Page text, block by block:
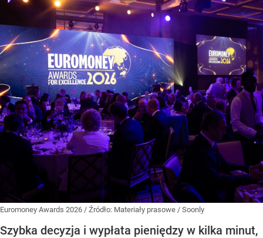
Euromoney Awards 2026 / Źródło: Materiały prasowe / Soonly
Szybka decyzja i wypłata pieniędzy w kilka minut,